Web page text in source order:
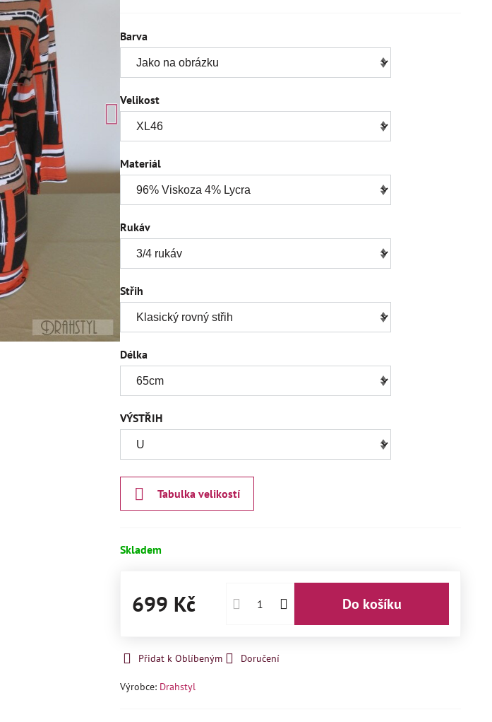
Barva
Velikost
Materiál
Rukáv
Střih
Délka
VÝSTŘIH
Tabulka velikostí
Skladem
699 Kč Do košíku
Přidat k Oblíbeným Doručení
Výrobce: Drahstyl